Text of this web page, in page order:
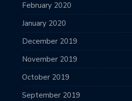
February 2020
January 2020
December 2019
November 2019
October 2019
September 2019